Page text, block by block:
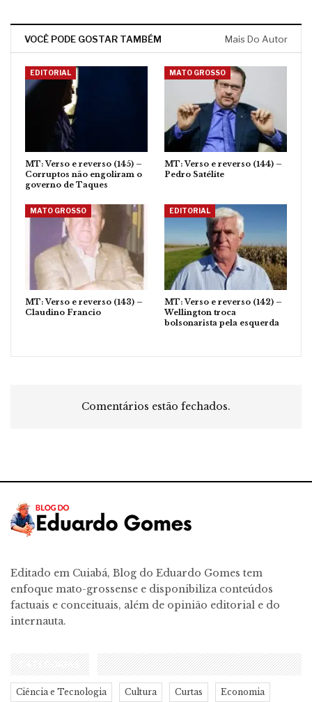
VOCÊ PODE GOSTAR TAMBÉM Mais Do Autor
EDITORIAL
MT: Verso e reverso (145) –
Corruptos não engoliram o
governo de Taques
MATO GROSSO
MT: Verso e reverso (144) –
Pedro Satélite
MATO GROSSO
MT: Verso e reverso (143) –
Claudino Francio
EDITORIAL
MT: Verso e reverso (142) –
Wellington troca
bolsonarista pela esquerda
Comentários estão fechados.
Editado em Cuiabá, Blog do Eduardo Gomes tem
enfoque mato-grossense e disponibiliza conteúdos
factuais e conceituais, além de opinião editorial e do
internauta.
CATEGORIAS
Ciência e Tecnologia Cultura Curtas Economia